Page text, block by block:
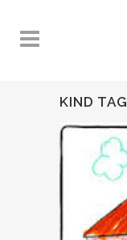
KIND TAG